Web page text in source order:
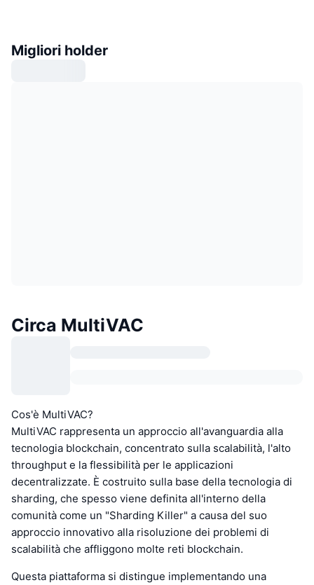
Migliori holder
Circa MultiVAC
Cos'è MultiVAC?
MultiVAC rappresenta un approccio all'avanguardia alla
tecnologia blockchain, concentrato sulla scalabilità, l'alto
throughput e la flessibilità per le applicazioni
decentralizzate. È costruito sulla base della tecnologia di
sharding, che spesso viene definita all'interno della
comunità come un "Sharding Killer" a causa del suo
approccio innovativo alla risoluzione dei problemi di
scalabilità che affliggono molte reti blockchain.
Questa piattaforma si distingue implementando una